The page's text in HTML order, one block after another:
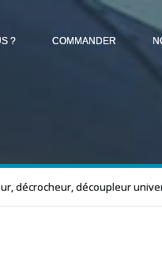
? COMMANDER
décrocheur, découpleur